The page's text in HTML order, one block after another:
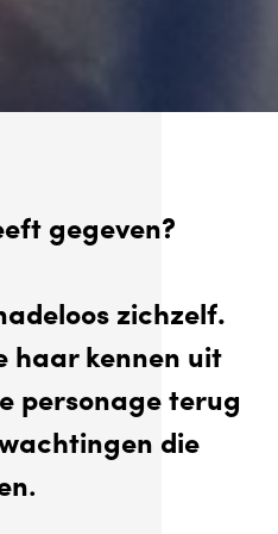
gegeven?
zichzelf.
haar kennen uit
personage terug
die
.